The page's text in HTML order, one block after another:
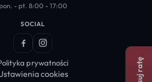
pon. - pt. 8:00 - 17:00
SOCIAL
FacebookInstagram
prywatności
cookies